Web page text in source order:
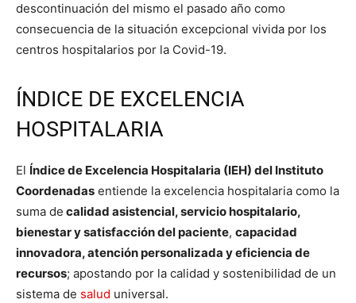
descontinuación del mismo el pasado año como
consecuencia de la situación excepcional vivida por los
centros hospitalarios por la Covid-19.
ÍNDICE DE EXCELENCIA
HOSPITALARIA
El Índice de Excelencia Hospitalaria (IEH) del Instituto
Coordenadas entiende la excelencia hospitalaria como la
suma de calidad asistencial, servicio hospitalario,
bienestar y satisfacción del paciente, capacidad
innovadora, atención personalizada y eficiencia de
recursos; apostando por la calidad y sostenibilidad de un
sistema de salud universal.